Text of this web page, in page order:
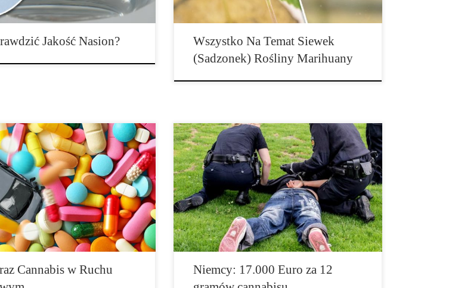
Jakość Nasion?
Wszystko Na Temat Siewek
(Sadzonek) Rośliny Marihuany
na przykład medyczna marihuana,
drogowym okazać się zbawieniem i za
Z jednej strony to właśnie one
z niektórymi chorobami zdolność
pojazdu, z drugiej strony mogą one
znacznie ograniczyć zdolność reakcji oraz
Niemieckie Stowarzyszenie
[…]
Cannabis w Ruchu
Policja z Drezna wraz z przywitaniem Nowego Roku
dała niezły popis. Ta sprawa kolejny raz pokazuje
bezsensowność prohibicji i nagonki za niewinnymi
konsumentami marihuany zamiast łapania
prawdziwych kryminalistów. Po przeprowadzeniu
„Operacji do walki z kryminalnością narkotykową na
ulicach” wspieraną przez saksońskie jednostki
specjalne policji w centrum miasta Drezna wynik
końcowy […]
Niemcy: 17.000 Euro za 12